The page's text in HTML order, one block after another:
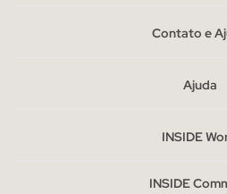
, seja em
nossa seleção de shorts jeans.
uma ampla variedade de cores e
se adaptará sem problemas ao
Contato e
Ajuda
INSIDE
INSIDE